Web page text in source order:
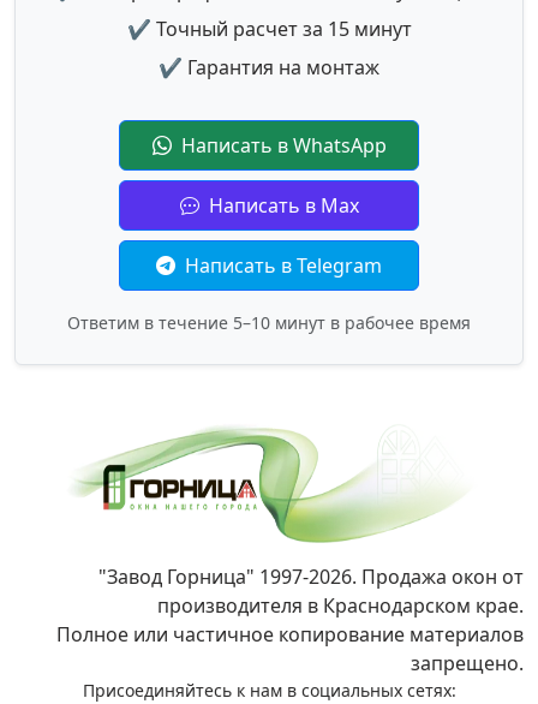
✔ Точный расчет за 15 минут
✔ Гарантия на монтаж
Написать в WhatsApp
Написать в Max
Написать в Telegram
Ответим в течение 5–10 минут в рабочее время
"Завод Горница" 1997-2026. Продажа окон от
производителя в Краснодарском крае.
Полное или частичное копирование материалов
запрещено.
Присоединяйтесь к нам в социальных сетях: